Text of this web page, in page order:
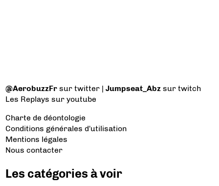
@AerobuzzFr sur twitter |Jumpseat_Abz sur twitch
Les Replays sur youtube
Charte de déontologie
Conditions générales d'utilisation
Mentions légales
Nous contacter
Les catégories à voir